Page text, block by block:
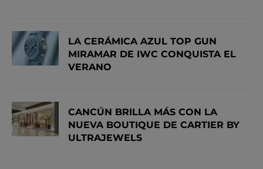
LA CERÁMICA AZUL TOP GUN
MIRAMAR DE IWC CONQUISTA EL
VERANO
CANCÚN BRILLA MÁS CON LA
NUEVA BOUTIQUE DE CARTIER BY
ULTRAJEWELS